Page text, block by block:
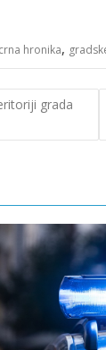
crna hronika,
grada